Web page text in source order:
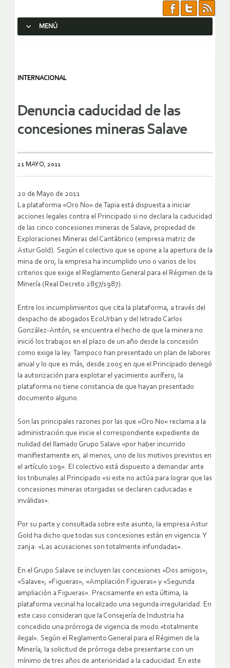
MENÚ
INTERNACIONAL
Denuncia caducidad de las
concesiones mineras Salave
21 MAYO, 2011
20 de Mayo de 2011
La plataforma «Oro No» de Tapia está dispuesta a iniciar
acciones legales contra el Principado si no declara la caducidad
de las cinco concesiones mineras de Salave, propiedad de
Exploraciones Mineras del Cantábrico (empresa matriz de
Astur Gold). Según el colectivo que se opone a la apertura de la
mina de oro, la empresa ha incumplido uno o varios de los
criterios que exige el Reglamento General para el Régimen de la
Minería (Real Decreto 2857/1987).
Entre los incumplimientos que cita la plataforma, a través del
despacho de abogados EcoUrban y del letrado Carlos
González-Antón, se encuentra el hecho de que la minera no
inició los trabajos en el plazo de un año desde la concesión
como exige la ley. Tampoco han presentado un plan de labores
anual y lo que es más, desde 2005 en que el Principado denegó
la autorización para explotar el yacimiento aurífero, la
plataforma no tiene constancia de que hayan presentado
documento alguno.
Son las principales razones por las que «Oro No» reclama a la
administración que inicie el correspondiente expediente de
nulidad del llamado Grupo Salave «por haber incurrido
manifiestamente en, al menos, uno de los motivos previstos en
el artículo 109». El colectivo está dispuesto a demandar ante
los tribunales al Principado «si este no actúa para lograr que las
concesiones mineras otorgadas se declaren caducadas e
inválidas».
Por su parte y consultada sobre este asunto, la empresa Astur
Gold ha dicho que todas sus concesiones están en vigencia. Y
zanja: «Las acusaciones son totalmente infundadas».
En el Grupo Salave se incluyen las concesiones «Dos amigos»,
«Salave», «Figueras», «Ampliación Figueras» y «Segunda
ampliación a Figueras». Precisamente en esta última, la
plataforma vecinal ha localizado una segunda irregularidad. En
este caso consideran que la Consejería de Industria ha
concedido una prórroga de vigencia de modo «totalmente
ilegal». Según el Reglamento General para el Régimen de la
Minería, la solicitud de prórroga debe presentarse con un
mínimo de tres años de anterioridad a la caducidad. En este